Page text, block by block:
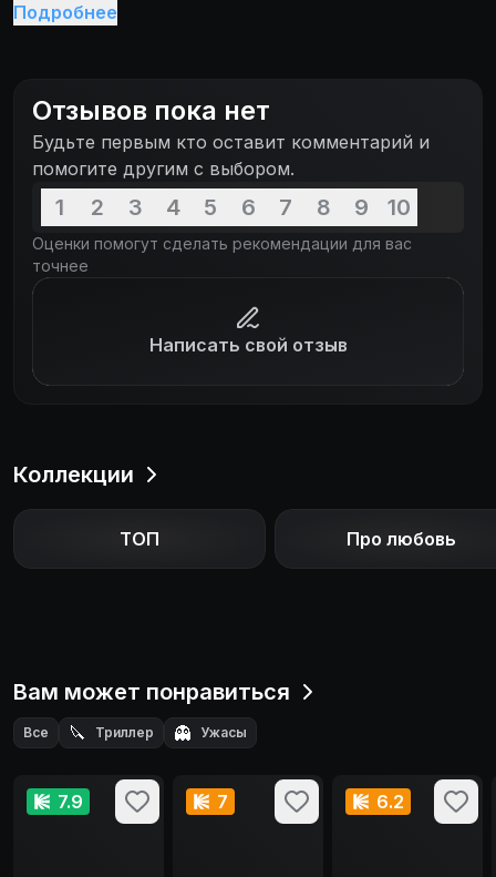
он один знает все обстоятельства столь смелого
впоследствии в состоянии аффекта поубивал всех
неприятелей. Однако продвижения по службе
Джон не получил, вместо этого его направляют в
одинокий форт в горах Калифорнии. Через
некоторое время в форт приходит оборванный и
изголодавшийся мужчина по имени Калхун. Из его
истории становится ясно, что он был членом
каравана, который вёл проводник. Проводник
заблудился и люди, в связи с наступившей зимой,
поселились в пещере. Однако запасов еды было
мало и в тот момент, когда они кончились люди
Подробнее
Отзывов пока нет
Будьте первым кто оставит комментарий и
помогите другим с выбором.
1 2 3 4 5 6 7 8 9 10
Оценки помогут сделать рекомендации для вас
точнее
Написать свой отзыв
Коллекции
ТОП Про любовь
Вам может понравиться
Все 🔪 Триллер 👻 Ужасы
7.9 7 6.2